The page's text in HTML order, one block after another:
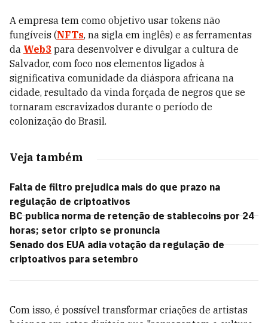
A empresa tem como objetivo usar tokens não
fungíveis (NFTs, na sigla em inglês) e as ferramentas
da Web3 para desenvolver e divulgar a cultura de
Salvador, com foco nos elementos ligados à
significativa comunidade da diáspora africana na
cidade, resultado da vinda forçada de negros que se
tornaram escravizados durante o período de
colonização do Brasil.
Veja também
Falta de filtro prejudica mais do que prazo na
regulação de criptoativos
BC publica norma de retenção de stablecoins por 24
horas; setor cripto se pronuncia
Senado dos EUA adia votação da regulação de
criptoativos para setembro
Com isso, é possível transformar criações de artistas